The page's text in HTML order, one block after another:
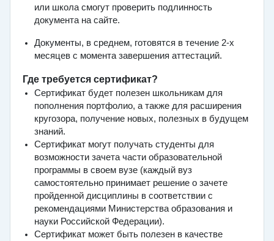
или школа смогут проверить подлинность
документа на сайте.
Документы, в среднем, готовятся в течение 2-х
месяцев с момента завершения аттестаций.
Где требуется сертификат?
Сертификат будет полезен школьникам для
пополнения портфолио, а также для расширения
кругозора, получение новых, полезных в будущем
знаний.
Сертификат могут получать студенты для
возможности зачета части образовательной
программы в своем вузе (каждый вуз
самостоятельно принимает решение о зачете
пройденной дисциплины в соответствии с
рекомендациями Министерства образования и
науки Российской Федерации).
Сертификат может быть полезен в качестве